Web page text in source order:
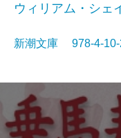
ウィリアム・シェ
新潮文庫 978-4-